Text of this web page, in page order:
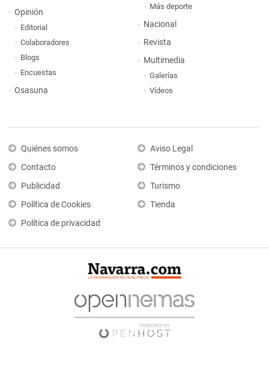
Opinión
Editorial
Colaboradores
Blogs
Encuestas
Osasuna
Más deporte
Nacional
Revista
Multimedia
Galerías
Vídeos
Quiénes somos
Contacto
Publicidad
Política de Cookies
Política de privacidad
Aviso Legal
Términos y condiciones
Turismo
Tienda